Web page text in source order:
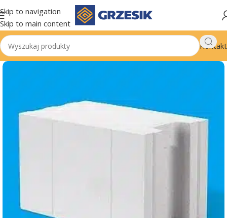
Skip to navigation
Skip to main content
Kontakt